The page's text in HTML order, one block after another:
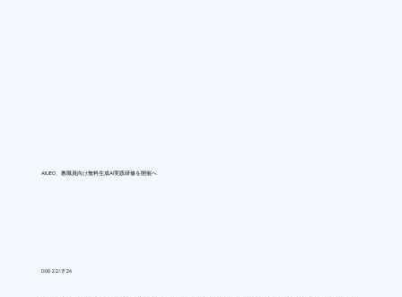
AIUEO、教職員向け無料生成AI実践研修を開催へ
0:00 22/7/26